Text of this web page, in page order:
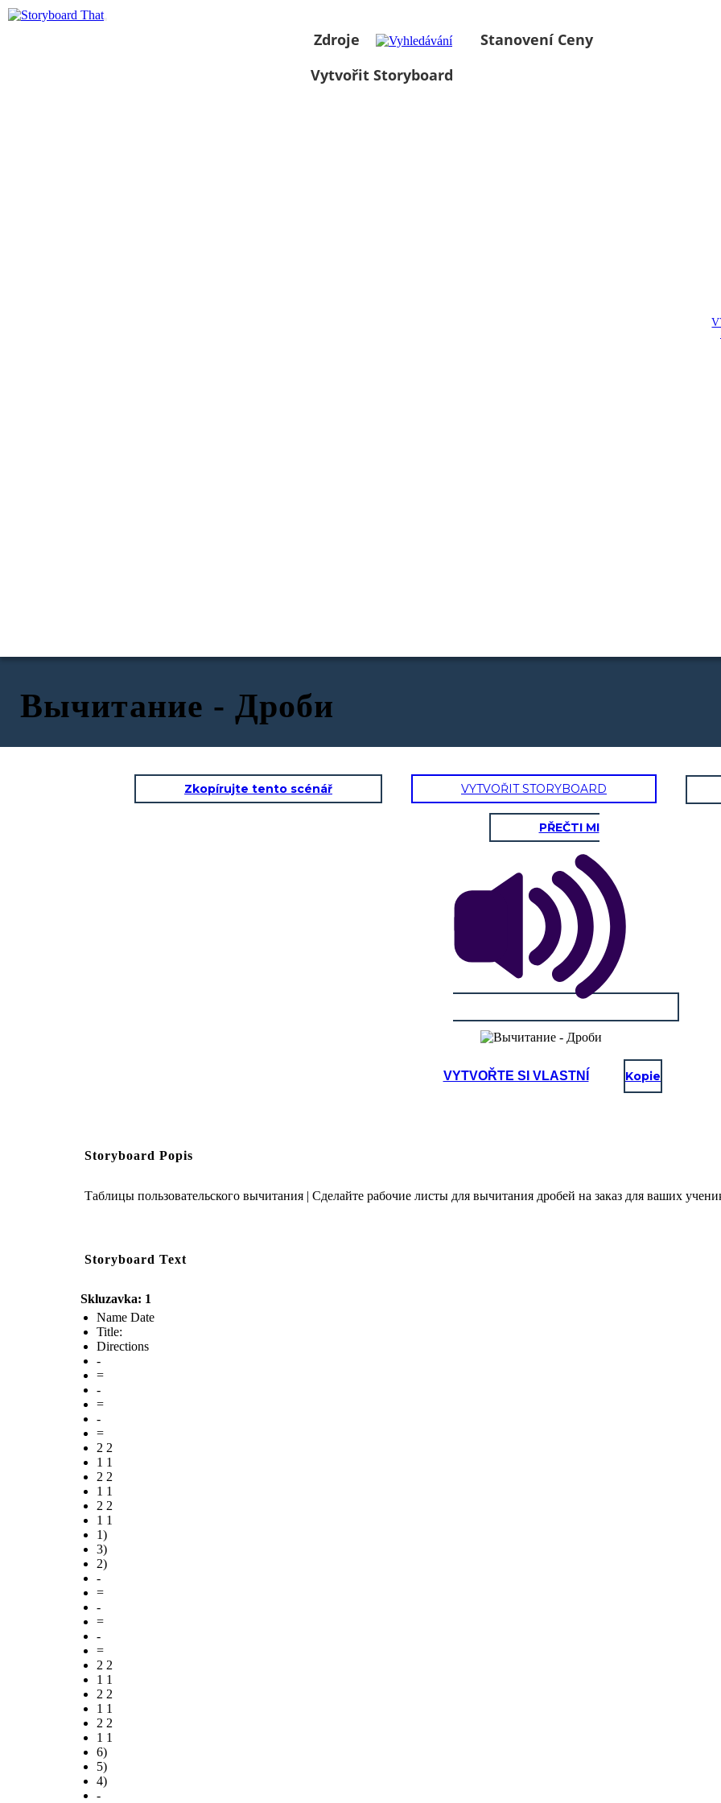
Zdroje
Stanovení Ceny
Vytvořit Storyboard
Вычитание - Дроби
Zkopírujte tento scénář VYTVOŘIT STORYBOARD
PŘEČTI MI
VYTVOŘTE SI VLASTNÍ Kopie
Storyboard Popis
Таблицы пользовательского вычитания | Сделайте рабочие листы для вычитания дробей на заказ для ваших
Storyboard Text
Skluzavka: 1
Name Date
Title:
Directions
-
=
-
=
-
=
2 2
1 1
2 2
1 1
2 2
1 1
1)
3)
2)
-
=
-
=
-
=
2 2
1 1
2 2
1 1
2 2
1 1
6)
5)
4)
-